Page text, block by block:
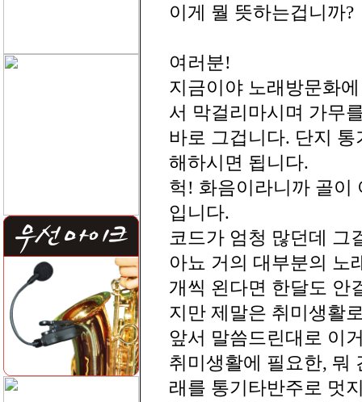
이게 뭘 뜻하는겁니까?
여러분!
지금이야 노래방문화
서 막걸리마시며 가무
바로 그겁니다. 단지
해하시면 됩니다.
헉! 화음이라니까 골이
입니다.
코드가 엄청 많던데 그
아뇨 거의 대부분의 노
개씩 왼다면 한달도 안
지만 제말은 취미생활
앞서 말씀드린대로 이
취미생활에 필요한, 뭐
래를 통기타반주로 멋